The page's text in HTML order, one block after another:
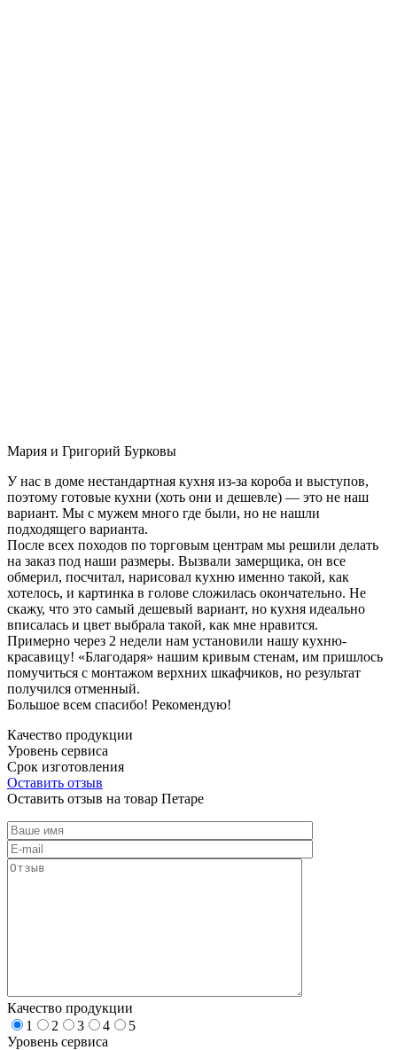
Мария и Григорий Бурковы
У нас в доме нестандартная кухня из-за короба и выступов,
поэтому готовые кухни (хоть они и дешевле) — это не наш
вариант. Мы с мужем много где были, но не нашли
подходящего варианта.
После всех походов по торговым центрам мы решили делать
на заказ под наши размеры. Вызвали замерщика, он все
обмерил, посчитал, нарисовал кухню именно такой, как
хотелось, и картинка в голове сложилась окончательно. Не
скажу, что это самый дешевый вариант, но кухня идеально
вписалась и цвет выбрала такой, как мне нравится.
Примерно через 2 недели нам установили нашу кухню-
красавицу! «Благодаря» нашим кривым стенам, им пришлось
помучиться с монтажом верхних шкафчиков, но результат
получился отменный.
Большое всем спасибо! Рекомендую!
Качество продукции
Уровень сервиса
Срок изготовления
Оставить отзыв
Оставить отзыв на товар Петаре
Качество продукции
1
2 3 4
5
Уровень сервиса